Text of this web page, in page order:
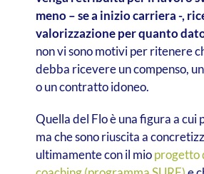
meno – se a inizio carriera -,
valorizzazione per quanto
non vi sono motivi per ritenere
debba ricevere un compenso,
o un contratto idoneo.
Quella del Flo è una figura a cui
ma che sono riuscita a
ultimamente con il mioprogetto